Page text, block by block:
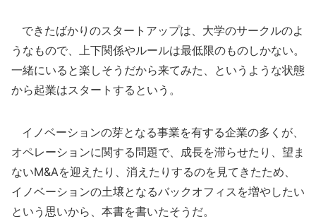
できたばかりのスタートアップは、大学のサークルのよ
うなもので、上下関係やルールは最低限のものしかない。
一緒にいると楽しそうだから来てみた、というような状態
から起業はスタートするという。
イノベーションの芽となる事業を有する企業の多くが、
オペレーションに関する問題で、成長を滞らせたり、望ま
ないM&Aを迎えたり、消えたりするのを見てきたため、
イノベーションの土壌となるバックオフィスを増やしたい
という思いから、本書を書いたそうだ。